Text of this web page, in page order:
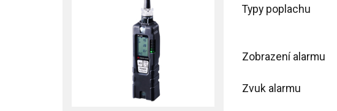
Typy poplachu
Zobrazení alarmu
Zvuk alarmu